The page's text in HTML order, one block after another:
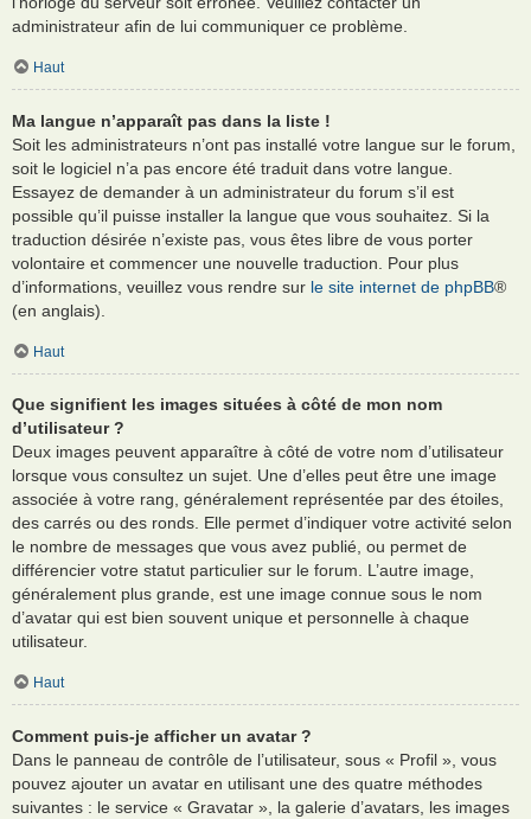
administrateur afin de lui communiquer ce problème.
Haut
Ma langue n’apparaît pas dans la liste !
Soit les administrateurs n’ont pas installé votre langue sur le forum,
soit le logiciel n’a pas encore été traduit dans votre langue.
Essayez de demander à un administrateur du forum s’il est
possible qu’il puisse installer la langue que vous souhaitez. Si la
traduction désirée n’existe pas, vous êtes libre de vous porter
volontaire et commencer une nouvelle traduction. Pour plus
d’informations, veuillez vous rendre sur le site internet de phpBB®
(en anglais).
Haut
Que signifient les images situées à côté de mon nom
d’utilisateur ?
Deux images peuvent apparaître à côté de votre nom d’utilisateur
lorsque vous consultez un sujet. Une d’elles peut être une image
associée à votre rang, généralement représentée par des étoiles,
des carrés ou des ronds. Elle permet d’indiquer votre activité selon
le nombre de messages que vous avez publié, ou permet de
différencier votre statut particulier sur le forum. L’autre image,
généralement plus grande, est une image connue sous le nom
d’avatar qui est bien souvent unique et personnelle à chaque
utilisateur.
Haut
Comment puis-je afficher un avatar ?
Dans le panneau de contrôle de l’utilisateur, sous « Profil », vous
pouvez ajouter un avatar en utilisant une des quatre méthodes
suivantes : le service « Gravatar », la galerie d’avatars, les images